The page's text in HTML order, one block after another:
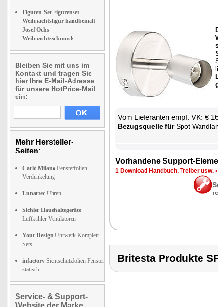
Figuren-Set Figurenset
Weihnachtsfigur handbemalt
Josef Ochs
Weihnachtsschmuck
Bleiben Sie mit uns im
Kontakt und tragen Sie
hier Ihre E-Mail-Adresse
für unsere HotPrice-Mail
ein:
Mehr Hersteller-
Seiten:
Carlo Milano Fensterfolien
Verdunkelung
Lunartec Uhren
Sichler Haushaltsgeräte
Luftkühler Ventilatoren
Your Design Uhrwerk Komplett
Sets
infactory Sichtschutzfolien Fenster
statisch
Service- & Support-
Website der Marke
Vom Lie­fe­ran­ten empf. VK: €
Be­zugs­quel­le fürSpot
Vor­han­de­ne Sup­port-
1 Down­load Hand­buch, Trei­ber usw. •
Britesta Produkte